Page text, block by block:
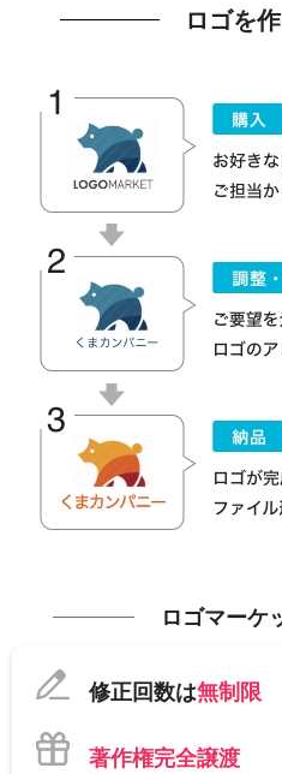
ロゴを
ロゴマーケ
修正回数は無制限
著作権完全譲渡